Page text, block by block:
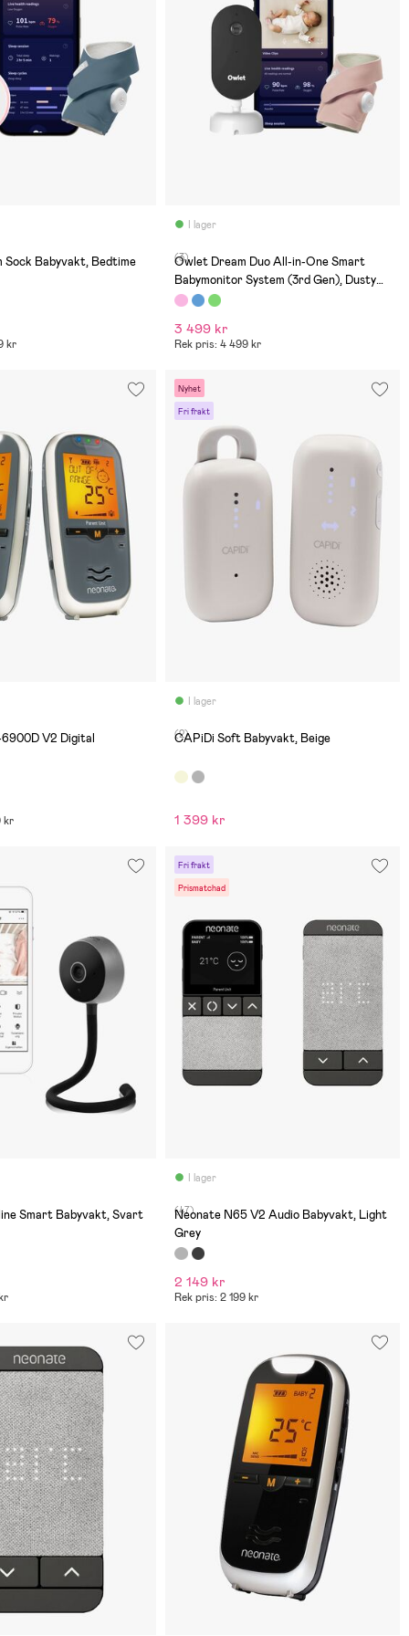
Sock Babyvakt, Bedtime
kr
I lager
(3)
Owlet Dream Duo All-in-One Smart
Babymonitor System (3rd Gen), Dusty
Rose
3 499 kr
Rek pris: 4 499 kr
V2 Digital
kr
Nyhet
Fri frakt
I lager
(2)
CAPiDi Soft Babyvakt, Beige
1 399 kr
Smart Babyvakt, Svart
Fri frakt
Prismatchad
I lager
(47)
Neonate N65 V2 Audio Babyvakt, Light
Grey
2 149 kr
Rek pris: 2 199 kr